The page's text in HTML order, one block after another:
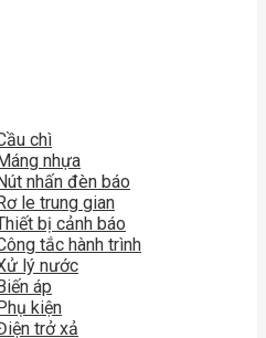
chì
nhựa
nhấn đèn báo
le trung gian
bị cảnh báo
tắc hành trình
lý nước
áp
kiện
trở xả